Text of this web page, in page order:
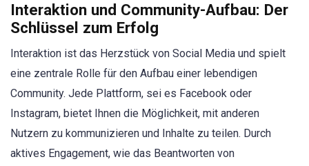
Interaktion und Community-Aufbau: Der
Schlüssel zum Erfolg
Interaktion ist das Herzstück von Social Media und spielt
eine zentrale Rolle für den Aufbau einer lebendigen
Community. Jede Plattform, sei es Facebook oder
Instagram, bietet Ihnen die Möglichkeit, mit anderen
Nutzern zu kommunizieren und Inhalte zu teilen. Durch
aktives Engagement, wie das Beantworten von